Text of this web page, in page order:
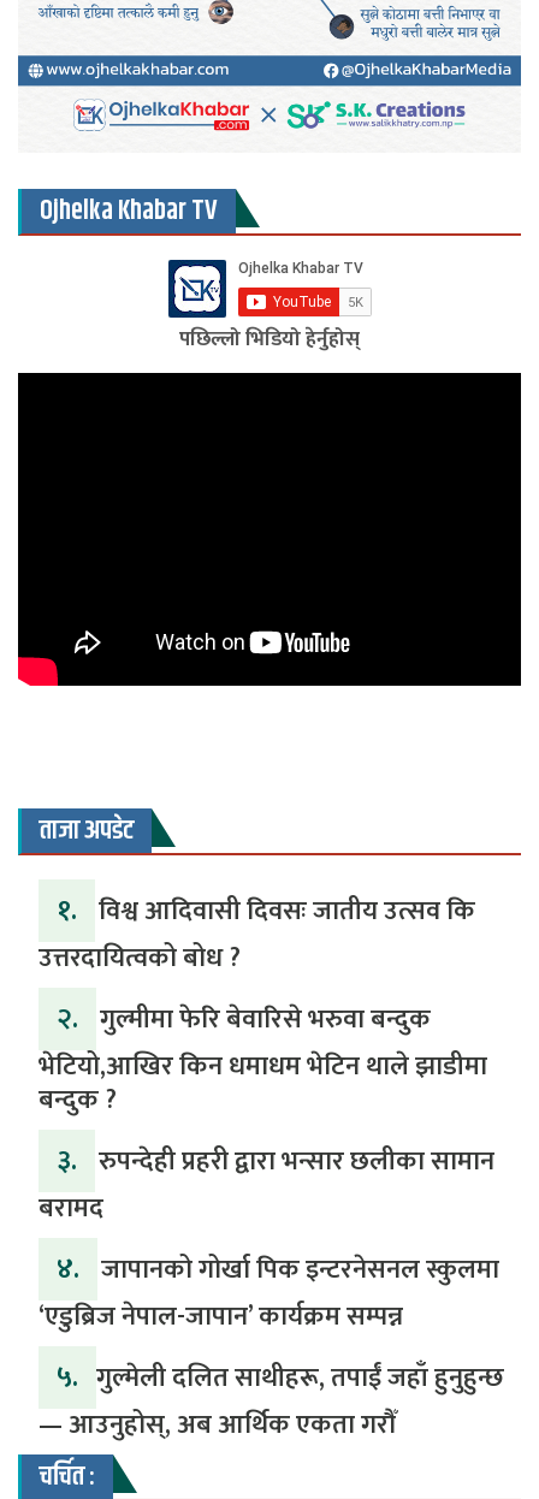
Ojhelka Khabar TV
पछिल्लो भिडियो हेर्नुहोस्
ताजा अपडेट
१. विश्व आदिवासी दिवसः जातीय उत्सव कि
उत्तरदायित्वको बोध ?
२. गुल्मीमा फेरि बेवारिसे भरुवा बन्दुक
भेटियो,आखिर किन धमाधम भेटिन थाले झाडीमा
बन्दुक ?
३. रुपन्देही प्रहरी द्वारा भन्सार छलीका सामान
बरामद
४. जापानको गोर्खा पिक इन्टरनेसनल स्कुलमा
‘एडुब्रिज नेपाल-जापान’ कार्यक्रम सम्पन्न
५. ​गुल्मेली दलित साथीहरू, तपाईं जहाँ हुनुहुन्छ
— आउनुहोस्, अब आर्थिक एकता गरौँ
चर्चित :